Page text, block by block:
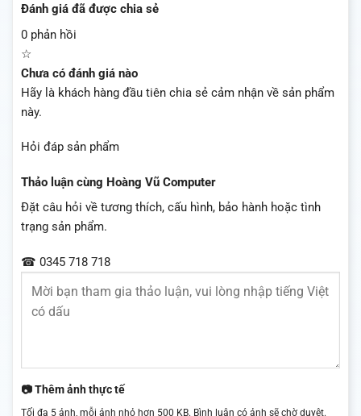
Đánh giá đã được chia sẻ
0 phản hồi
☆
Chưa có đánh giá nào
Hãy là khách hàng đầu tiên chia sẻ cảm nhận về sản phẩm
này.
Hỏi đáp sản phẩm
Thảo luận cùng Hoàng Vũ Computer
Đặt câu hỏi về tương thích, cấu hình, bảo hành hoặc tình
trạng sản phẩm.
☎ 0345 718 718
📷 Thêm ảnh thực tế
Tối đa 5 ảnh, mỗi ảnh nhỏ hơn 500 KB. Bình luận có ảnh sẽ chờ duyệt.